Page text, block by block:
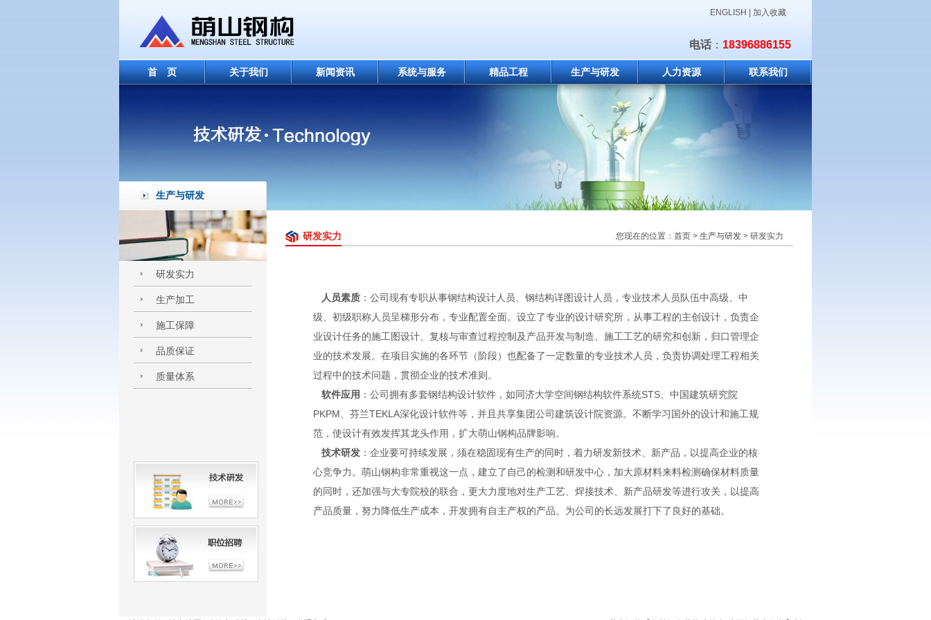
ENGLISH 加入收藏
电话 ： 18396886155
首 页 关于我们 新闻资讯 系统与服务 精品工程 生产与研发 人力资源 联系我们
生产与研发
研发实力
生产加工
施工保障
品质保证
质量体系
研发实力 您现在的位置： 首页 > 生产与研发 > 研发实力
人员素质 ：公司现有专职从事钢结构设计人员、钢结构详图设计人员，专业技术人员队伍中高级、中
级、初级职称人员呈梯形分布，专业配置全面。设立了专业的设计研究所，从事工程的主创设计，负责企
业设计任务的施工图设计、复核与审查过程控制及产品开发与制造、施工工艺的研究和创新，归口管理企
业的技术发展。在项目实施的各环节（阶段）也配备了一定数量的专业技术人员，负责协调处理工程相关
过程中的技术问题，贯彻企业的技术准则。
软件应用 ：公司拥有多套钢结构设计软件，如同济大学空间钢结构软件系统STS、中国建筑研究院
PKPM、芬兰TEKLA深化设计软件等，并且共享集团公司建筑设计院资源。不断学习国外的设计和施工规
范，使设计有效发挥其龙头作用，扩大萌山钢构品牌影响。
技术研发 ：企业要可持续发展，须在稳固现有生产的同时，着力研发新技术、新产品，以提高企业的核
心竞争力。萌山钢构非常重视这一点，建立了自己的检测和研发中心，加大原材料来料检测确保材料质量
的同时，还加强与大专院校的联合，更大力度地对生产工艺、焊接技术、新产品研发等进行攻关，以提高
产品质量，努力降低生产成本，开发拥有自主产权的产品。为公司的长远发展打下了良好的基础。